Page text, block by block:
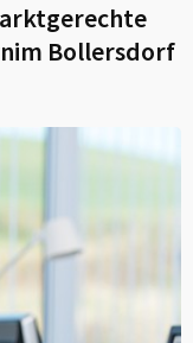
Bollersdorf